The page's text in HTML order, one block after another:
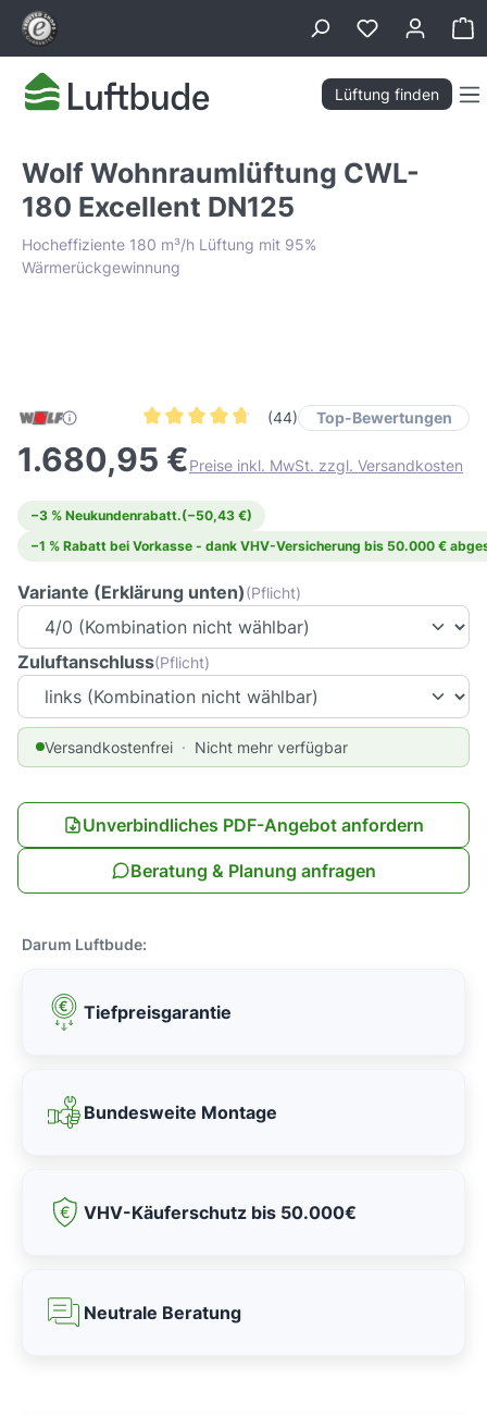
springen
Lüftung finden
Wolf Wohnraumlüftung CWL-
180 Excellent DN125
Hocheffiziente 180 m³/h Lüftung mit 95%
Wärmerückgewinnung
Tiefpreis Garantie (44) Top-Bewertungen
1.680,95 €Preise inkl. MwSt. zzgl. Versandkosten
−3 % Neukundenrabatt.(−50,43 €)
−1 % Rabatt bei Vorkasse - dank VHV-Versicherung bis 50.000 €
Variante (Erklärung unten)(Pflicht)
Zuluftanschluss(Pflicht)
Versandkostenfrei Nicht mehr verfügbar
Unverbindliches PDF-Angebot anfordern
Beratung & Planung anfragen
Darum Luftbude:
Tiefpreisgarantie
Bundesweite Montage
VHV-Käuferschutz bis 50.000€
Neutrale Beratung